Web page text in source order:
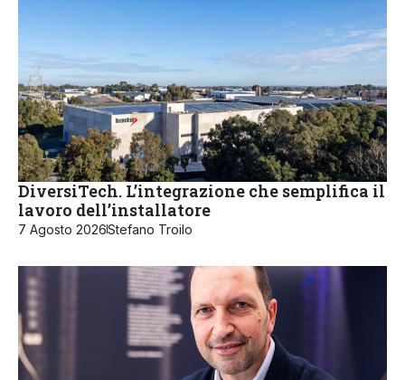
DiversiTech. L’integrazione che semplifica il
lavoro dell’installatore
7 Agosto 2026Stefano Troilo